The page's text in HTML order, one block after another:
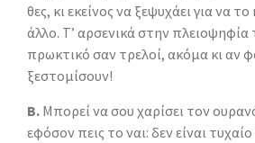
θες, κι εκείνος να ξεψυχάει για να
άλλο. Τ’ αρσενικά στην πλειοψηφία
πρωκτικό σαν τρελοί, ακόμα κι αν
ξεστομίσουν!
Β. Μπορεί να σου χαρίσει τον
εφόσον πεις το ναι: δεν είναι